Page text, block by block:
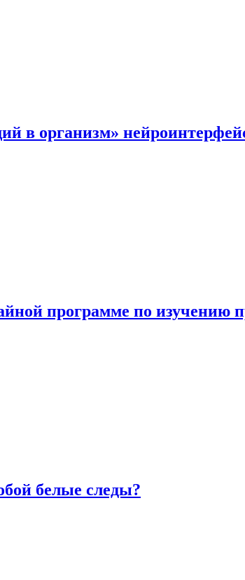
в организм»
программе по изучению
белые следы?